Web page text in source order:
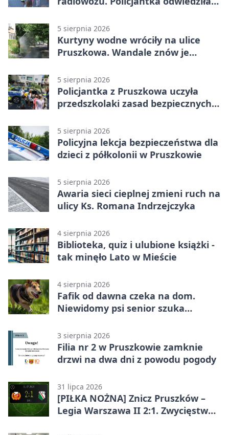
5 sierpnia 2026
Kurtyny wodne wróciły na ulice
Pruszkowa. Wandale znów je
5 sierpnia 2026
Policjantka z Pruszkowa uczyła
przedszkolaki zasad bezpiecznych
5 sierpnia 2026
Policyjna lekcja bezpieczeństwa dla
dzieci z półkolonii w Pruszkowie
5 sierpnia 2026
Awaria sieci cieplnej zmieni ruch na
ulicy Ks. Romana Indrzejczyka
4 sierpnia 2026
Biblioteka, quiz i ulubione książki -
tak minęło Lato w Mieście
4 sierpnia 2026
Fafik od dawna czeka na dom.
Niewidomy psi senior szuka
3 sierpnia 2026
Filia nr 2 w Pruszkowie zamknie
drzwi na dwa dni z powodu pogody
31 lipca 2026
[PIŁKA NOŻNA] Znicz Pruszków –
Legia Warszawa II 2:1. Zwycięstwo